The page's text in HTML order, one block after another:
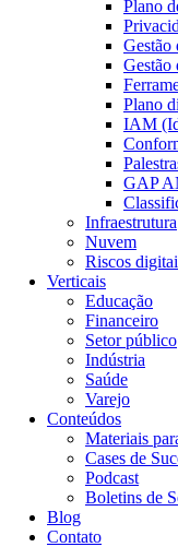
Plano
Gestão
Gestão
Plano
IAM
GAP
Infraestrutura
Nuvem
Riscos
Verticais
Educação
Financeiro
Setor público
Indústria
Saúde
Varejo
Conteúdos
Materiais
Cases de
Podcast
Boletins de
Blog
Contato